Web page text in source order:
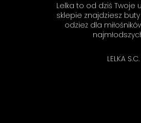
Lelka to od dziś Twoje
sklepie znajdziesz
odzież dla
LELKA